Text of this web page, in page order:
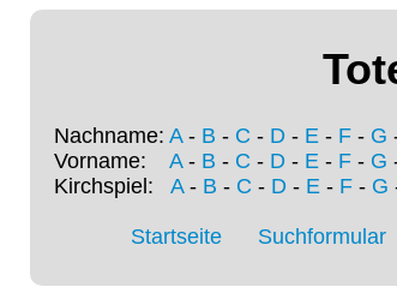
Nachname: A- B - C - D - E - F - G
Vorname: A- B - C - D - E - F - G
Kirchspiel: A- B - C - D- E- F- G
Startseite Suchformular